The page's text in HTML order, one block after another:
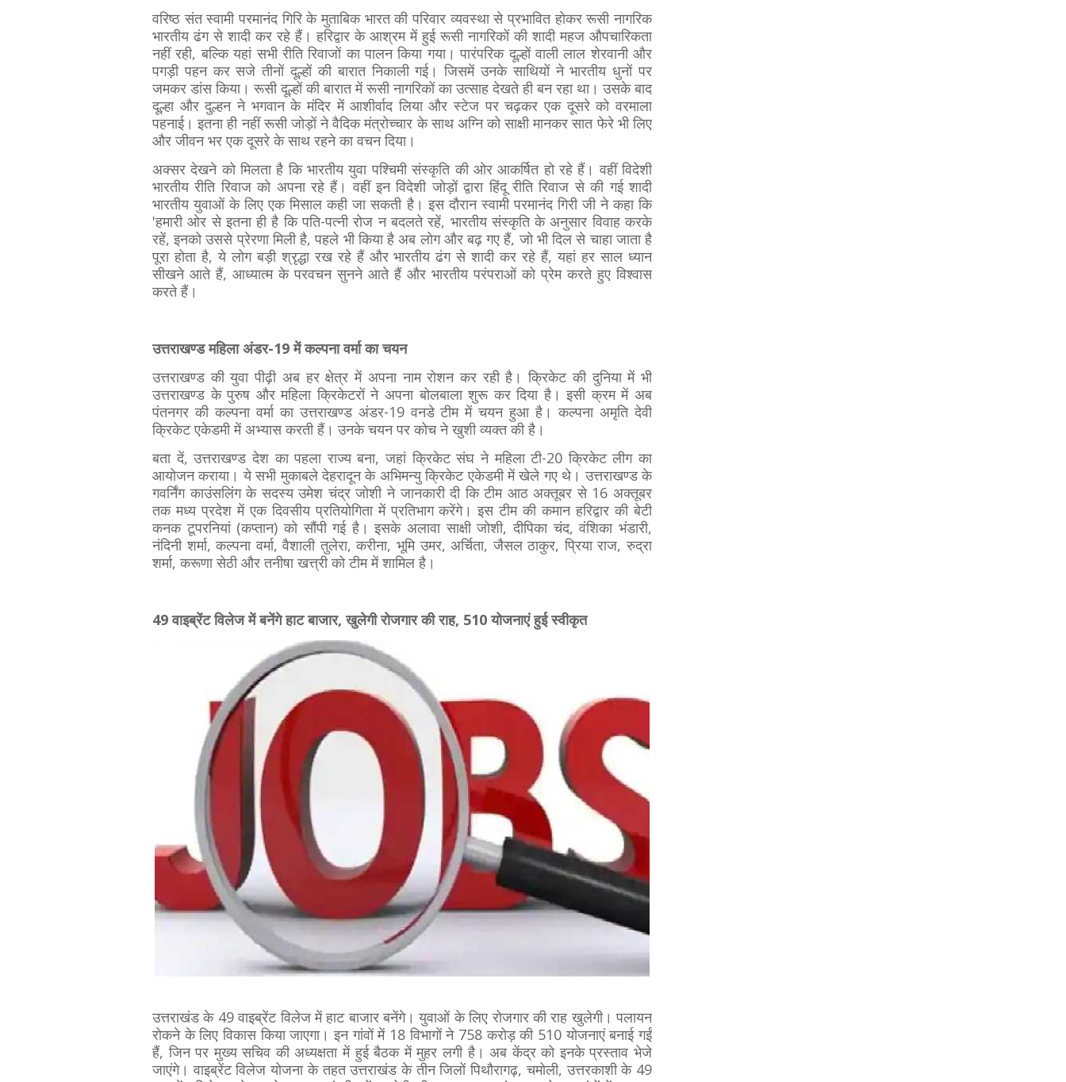
वरिष्ठ संत स्वामी परमानंद गिरि के मुताबिक भारत की परिवार व्यवस्था से प्रभावित होकर रूसी नागरिक
भारतीय ढंग से शादी कर रहे हैं। हरिद्वार के आश्रम में हुई रूसी नागरिकों की शादी महज औपचारिकता
नहीं रही, बल्कि यहां सभी रीति रिवाजों का पालन किया गया। पारंपरिक दूल्हों वाली लाल शेरवानी और
पगड़ी पहन कर सजे तीनों दूल्हों की बारात निकाली गई। जिसमें उनके साथियों ने भारतीय धुनों पर
जमकर डांस किया। रूसी दूल्हों की बारात में रूसी नागरिकों का उत्साह देखते ही बन रहा था। उसके बाद
दूल्हा और दुल्हन ने भगवान के मंदिर में आशीर्वाद लिया और स्टेज पर चढ़कर एक दूसरे को वरमाला
पहनाई। इतना ही नहीं रूसी जोड़ों ने वैदिक मंत्रोच्चार के साथ अग्नि को साक्षी मानकर सात फेरे भी लिए
और जीवन भर एक दूसरे के साथ रहने का वचन दिया।
अक्सर देखने को मिलता है कि भारतीय युवा पश्चिमी संस्कृति की ओर आकर्षित हो रहे हैं। वहीं विदेशी
भारतीय रीति रिवाज को अपना रहे हैं। वहीं इन विदेशी जोड़ों द्वारा हिंदू रीति रिवाज से की गई शादी
भारतीय युवाओं के लिए एक मिसाल कही जा सकती है। इस दौरान स्वामी परमानंद गिरी जी ने कहा कि
'हमारी ओर से इतना ही है कि पति-पत्नी रोज न बदलते रहें, भारतीय संस्कृति के अनुसार विवाह करके
रहें, इनको उससे प्रेरणा मिली है, पहले भी किया है अब लोग और बढ़ गए हैं, जो भी दिल से चाहा जाता है
पूरा होता है, ये लोग बड़ी श्रृद्धा रख रहे हैं और भारतीय ढंग से शादी कर रहे हैं, यहां हर साल ध्यान
सीखने आते हैं, आध्यात्म के परवचन सुनने आते हैं और भारतीय परंपराओं को प्रेम करते हुए विश्वास
करते हैं।
उत्तराखण्ड महिला अंडर-19 में कल्पना वर्मा का चयन
उत्तराखण्ड की युवा पीढ़ी अब हर क्षेत्र में अपना नाम रोशन कर रही है। क्रिकेट की दुनिया में भी
उत्तराखण्ड के पुरुष और महिला क्रिकेटरों ने अपना बोलबाला शुरू कर दिया है। इसी क्रम में अब
पंतनगर की कल्पना वर्मा का उत्तराखण्ड अंडर-19 वनडे टीम में चयन हुआ है। कल्पना अमृति देवी
क्रिकेट एकेडमी में अभ्यास करती हैं। उनके चयन पर कोच ने खुशी व्यक्त की है।
बता दें, उत्तराखण्ड देश का पहला राज्य बना, जहां क्रिकेट संघ ने महिला टी-20 क्रिकेट लीग का
आयोजन कराया। ये सभी मुकाबले देहरादून के अभिमन्यु क्रिकेट एकेडमी में खेले गए थे। उत्तराखण्ड के
गवर्निंग काउंसलिंग के सदस्य उमेश चंद्र जोशी ने जानकारी दी कि टीम आठ अक्तूबर से 16 अक्तूबर
तक मध्य प्रदेश में एक दिवसीय प्रतियोगिता में प्रतिभाग करेंगे। इस टीम की कमान हरिद्वार की बेटी
कनक टूपरनियां (कप्तान) को सौंपी गई है। इसके अलावा साक्षी जोशी, दीपिका चंद, वंशिका भंडारी,
नंदिनी शर्मा, कल्पना वर्मा, वैशाली तुलेरा, करीना, भूमि उमर, अर्चिता, जैसल ठाकुर, प्रिया राज, रुद्रा
शर्मा, करूणा सेठी और तनीषा खत्त्री को टीम में शामिल है।
49 वाइब्रेंट विलेज में बनेंगे हाट बाजार, खुलेगी रोजगार की राह, 510 योजनाएं हुई स्वीकृत
उत्तराखंड के 49 वाइब्रेंट विलेज में हाट बाजार बनेंगे। युवाओं के लिए रोजगार की राह खुलेगी। पलायन
रोकने के लिए विकास किया जाएगा। इन गांवों में 18 विभागों ने 758 करोड़ की 510 योजनाएं बनाई गईं
हैं, जिन पर मुख्य सचिव की अध्यक्षता में हुई बैठक में मुहर लगी है। अब केंद्र को इनके प्रस्ताव भेजे
जाएंगे। वाइब्रेंट विलेज योजना के तहत उत्तराखंड के तीन जिलों पिथौरागढ़, चमोली, उत्तरकाशी के 49